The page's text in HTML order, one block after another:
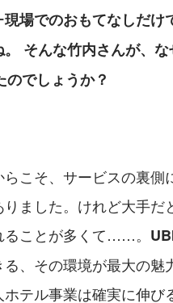
現場でのおもてなしだけ
そんな竹内さんが、
でしょうか？
こそ、サービスの裏
ました。けれど大手
ことが多くて……。
る、その環境が最大の
テル事業は確実に伸び